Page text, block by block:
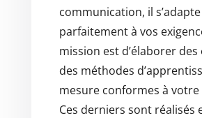
communication, il s’adapte
parfaitement à vos
mission est d’élaborer
des méthodes
mesure conformes à
Ces derniers sont réalisés